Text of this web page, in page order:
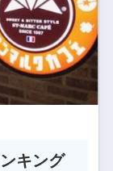
キング